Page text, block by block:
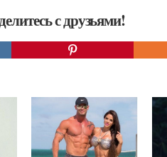
с друзьями!